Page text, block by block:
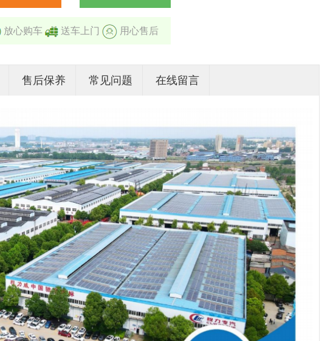
放心购车 送车上门 用心售后
售后保养 常见问题 在线留言